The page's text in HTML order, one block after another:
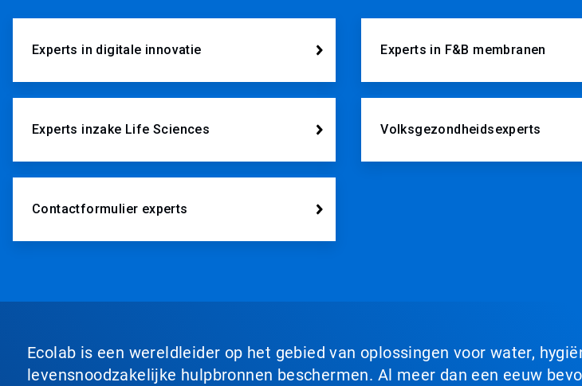
Experts in digitale innovatie Experts in F&B membranen
Experts inzake Life Sciences Volksgezondheidsexperts
Contactformulier experts
Ecolab is een wereldleider op het gebied van oplossingen voor water,
levensnoodzakelijke hulpbronnen beschermen. Al meer dan een eeuw